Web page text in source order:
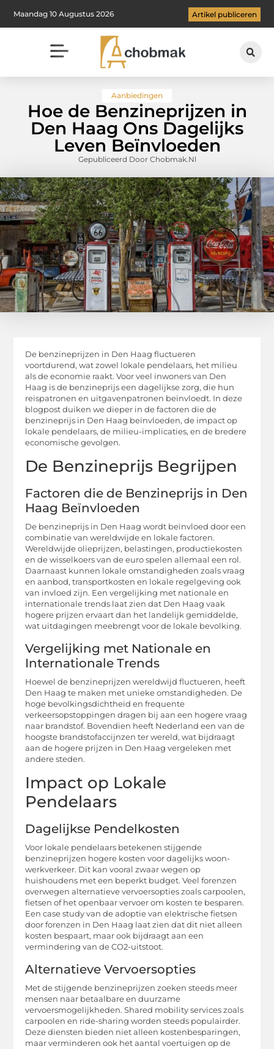
Maandag 10 Augustus 2026 Artikel publiceren
Aanbiedingen
Hoe de Benzineprijzen in
Den Haag Ons Dagelijks
Leven Beïnvloeden
Gepubliceerd Door Chobmak.nl
De benzineprijzen in Den Haag fluctueren
voortdurend, wat zowel lokale pendelaars, het milieu
als de economie raakt. Voor veel inwoners van Den
Haag is de benzineprijs een dagelijkse zorg, die hun
reispatronen en uitgavenpatronen beïnvloedt. In deze
blogpost duiken we dieper in de factoren die de
benzineprijs in Den Haag beïnvloeden, de impact op
lokale pendelaars, de milieu-implicaties, en de bredere
economische gevolgen.
De Benzineprijs Begrijpen
Factoren die de Benzineprijs in Den
Haag Beïnvloeden
De benzineprijs in Den Haag wordt beïnvloed door een
combinatie van wereldwijde en lokale factoren.
Wereldwijde olieprijzen, belastingen, productiekosten
en de wisselkoers van de euro spelen allemaal een rol.
Daarnaast kunnen lokale omstandigheden zoals vraag
en aanbod, transportkosten en lokale regelgeving ook
van invloed zijn. Een vergelijking met nationale en
internationale trends laat zien dat Den Haag vaak
hogere prijzen ervaart dan het landelijk gemiddelde,
wat uitdagingen meebrengt voor de lokale bevolking.
Vergelijking met Nationale en
Internationale Trends
Hoewel de benzineprijzen wereldwijd fluctueren, heeft
Den Haag te maken met unieke omstandigheden. De
hoge bevolkingsdichtheid en frequente
verkeersopstoppingen dragen bij aan een hogere vraag
naar brandstof. Bovendien heeft Nederland een van de
hoogste brandstofaccijnzen ter wereld, wat bijdraagt
aan de hogere prijzen in Den Haag vergeleken met
andere steden.
Impact op Lokale
Pendelaars
Dagelijkse Pendelkosten
Voor lokale pendelaars betekenen stijgende
benzineprijzen hogere kosten voor dagelijks woon-
werkverkeer. Dit kan vooral zwaar wegen op
huishoudens met een beperkt budget. Veel forenzen
overwegen alternatieve vervoersopties zoals carpoolen,
fietsen of het openbaar vervoer om kosten te besparen.
Een case study van de adoptie van elektrische fietsen
door forenzen in Den Haag laat zien dat dit niet alleen
kosten bespaart, maar ook bijdraagt aan een
vermindering van de CO2-uitstoot.
Alternatieve Vervoersopties
Met de stijgende benzineprijzen zoeken steeds meer
mensen naar betaalbare en duurzame
vervoersmogelijkheden. Shared mobility services zoals
carpoolen en ride-sharing worden steeds populairder.
Deze diensten bieden niet alleen kostenbesparingen,
maar verminderen ook het aantal voertuigen op de